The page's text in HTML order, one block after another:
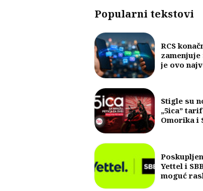
Popularni tekstovi
RCS
zamenjuje
je ovo
Stigle su
„5ica”
Omorika i
Yettel i
moguć